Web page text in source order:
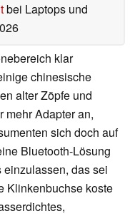
bei Laptops und
klar
chinesische
alter Zöpfe und
mehr Adapter an,
sich doch auf
Bluetooth-Lösung
das sei
Klinkenbuchse koste